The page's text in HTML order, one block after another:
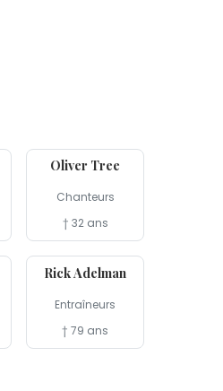
Oliver Tree
Chanteurs
† 32 ans
1er jun
Rick Adelman
Entraîneurs
† 79 ans